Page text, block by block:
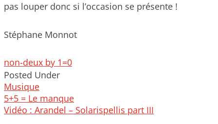
pas louper donc si l’occasion se présente !
Stéphane Monnot
non-deux by 1=0
Posted Under
Musique
Post
navigation
5+5 = Le manque
Vidéo : Arandel – Solarispellis part III